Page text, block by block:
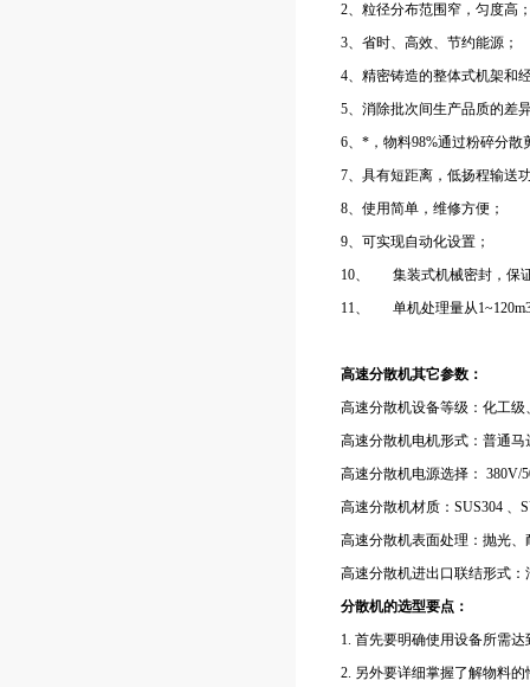
2、粒径分布范围窄，匀度高
3、省时、高效、节约能源；
4、精密铸造的整体式机架和
5、消除批次间生产品质的差
6、*，物料98%通过粉碎分散
7、具有短距离，低扬程输送
8、使用简单，维修方便；
9、可实现自动化设置；
10、
集装式机械密封，保
11、
单机处理量从
高速分散机其它参数：
高速分散机设备等级：化工
高速分散机电机形式：普通
高速分散机电源选择： 380V/
高速分散机材质：SUS304 、
高速分散机表面处理：抛光、
高速分散机进出口联结形式
分散机的选型要点：
1. 首先要明确使用设备所需
2. 另外要详细掌握了解物料的